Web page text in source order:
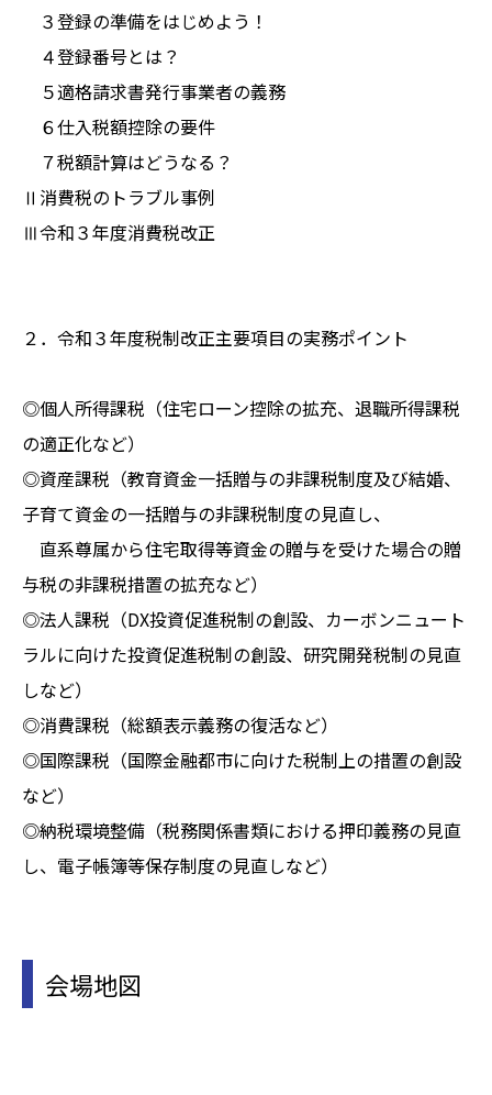
３登録の準備をはじめよう！
４登録番号とは？
５適格請求書発行事業者の義務
６仕入税額控除の要件
７税額計算はどうなる？
Ⅱ消費税のトラブル事例
Ⅲ令和３年度消費税改正
２．令和３年度税制改正主要項目の実務ポイント
◎個人所得課税（住宅ローン控除の拡充、退職所得課税
の適正化など）
◎資産課税（教育資金一括贈与の非課税制度及び結婚、
子育て資金の一括贈与の非課税制度の見直し、
直系尊属から住宅取得等資金の贈与を受けた場合の贈
与税の非課税措置の拡充など）
◎法人課税（DX投資促進税制の創設、カーボンニュート
ラルに向けた投資促進税制の創設、研究開発税制の見直
しなど）
◎消費課税（総額表示義務の復活など）
◎国際課税（国際金融都市に向けた税制上の措置の創設
など）
◎納税環境整備（税務関係書類における押印義務の見直
し、電子帳簿等保存制度の見直しなど）
会場地図